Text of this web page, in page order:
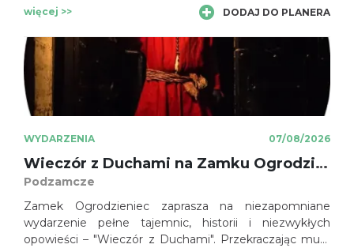
więcej >> DODAJ DO PLANERA
WYDARZENIA 07/08/2026
Wieczór z Duchami na Zamku Ogrodzieniec
Podzamcze
Zamek Ogrodzieniec zaprasza na niezapomniane
wydarzenie pełne tajemnic, historii i niezwykłych
opowieści – "Wieczór z Duchami". Przekraczając mury